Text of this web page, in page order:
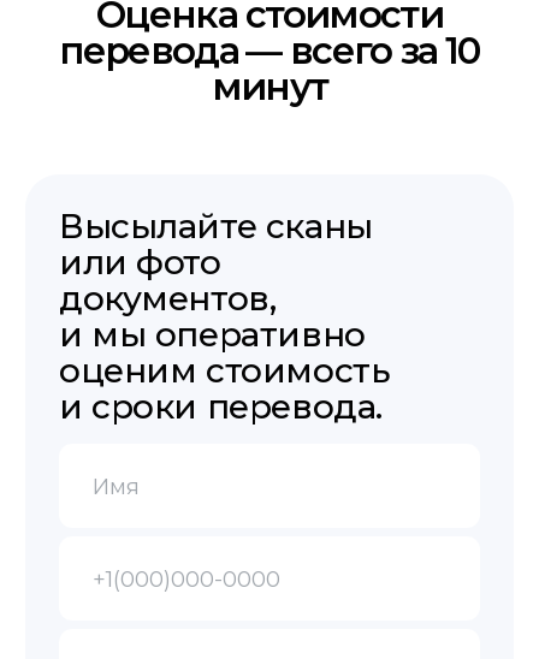
translate service © 2025
Договор оферты
конфиденциальности